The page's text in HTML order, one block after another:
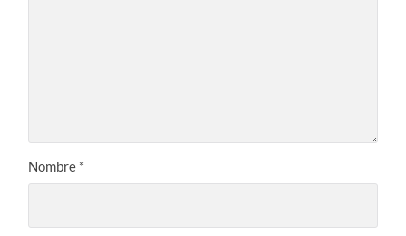
Nombre *